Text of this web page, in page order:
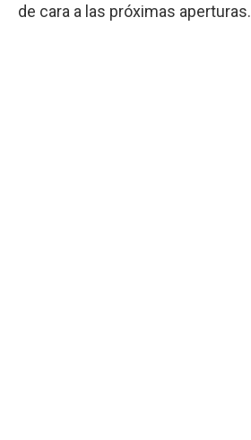
de cara a las próximas aperturas.